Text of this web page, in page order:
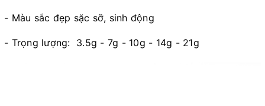
- Màu sắc đẹp sặc sỡ, sinh động
- Trọng lượng: 3.5g - 7g - 10g - 14g - 21g